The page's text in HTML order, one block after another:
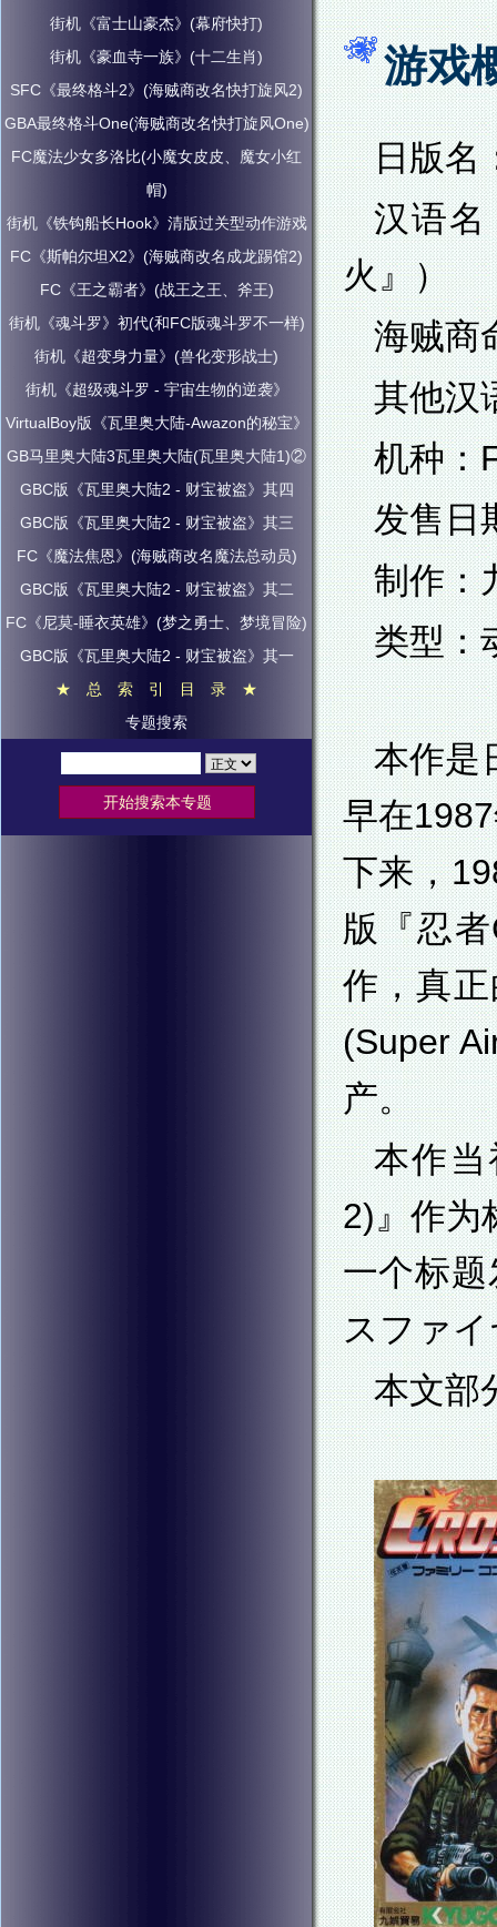
游戏
日版名
汉语名
火』）
海贼商
其他汉
机种：
发售日
制作：
类型：
本作是
早在
下来，
版『忍
作，真
(Super
产。
本作
2)』作为
一个标
スファ
本文部
街机《富士山豪杰》(幕府快打)
街机《豪血寺一族》(十二生肖)
SFC《最终格斗2》(海贼商改名快打旋风2)
GBA最终格斗One(海贼商改名快打旋风One)
FC魔法少女多洛比(小魔女皮皮、魔女小红
帽)
街机《铁钩船长Hook》清版过关型动作游戏
FC《斯帕尔坦X2》(海贼商改名成龙踢馆2)
FC《王之霸者》(战王之王、斧王)
街机《魂斗罗》初代(和FC版魂斗罗不一样)
街机《超变身力量》(兽化变形战士)
街机《超级魂斗罗 - 宇宙生物的逆袭》
VirtualBoy版《瓦里奥大陆-Awazon的秘宝》
GB马里奥大陆3瓦里奥大陆(瓦里奥大陆1)②
GBC版《瓦里奥大陆2 - 财宝被盗》其四
GBC版《瓦里奥大陆2 - 财宝被盗》其三
FC《魔法焦恩》(海贼商改名魔法总动员)
GBC版《瓦里奥大陆2 - 财宝被盗》其二
FC《尼莫-睡衣英雄》(梦之勇士、梦境冒险)
GBC版《瓦里奥大陆2 - 财宝被盗》其一
★ 总 索 引 目 录 ★
专题搜索